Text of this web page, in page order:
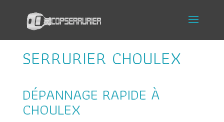
SERRURIER CHOULEX
DÉPANNAGE RAPIDE À
CHOULEX